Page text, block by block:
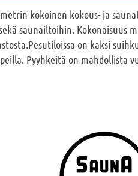
kokoinen kokous- ja
saunailtoihin. Kokonaisuus
on kaksi
Pyyhkeitä on mahdollista